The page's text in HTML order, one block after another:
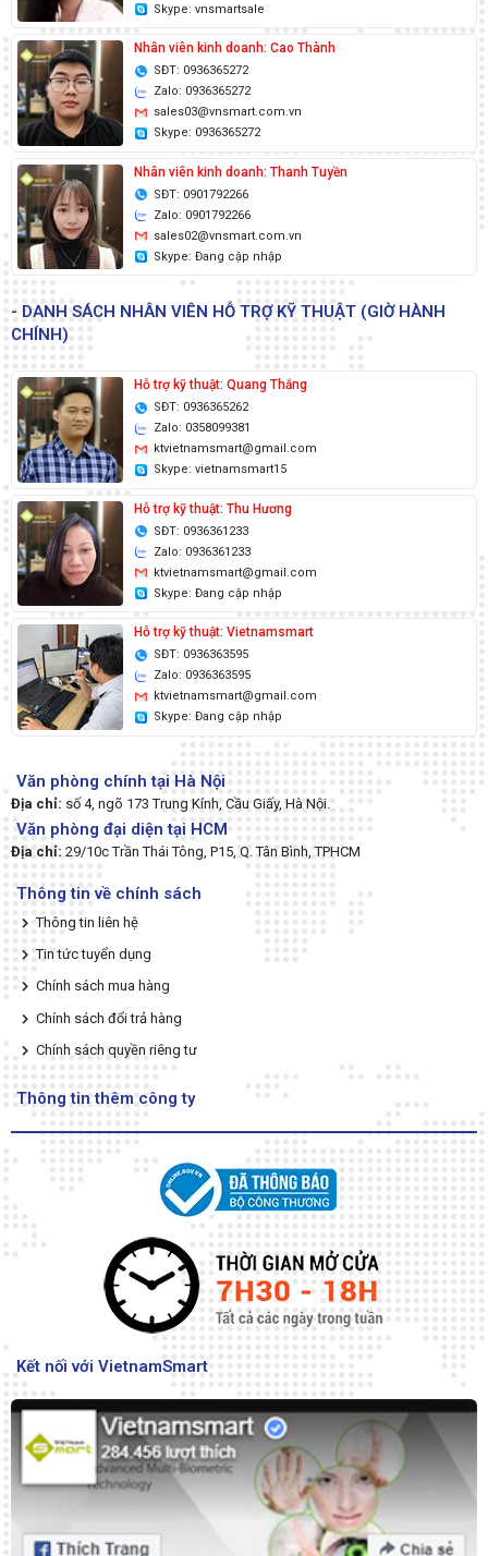
Skype: vnsmartsale
Nhân viên kinh doanh: Cao Thành
SĐT: 0936365272
Zalo: 0936365272
sales03@vnsmart.com.vn
Skype: 0936365272
Nhân viên kinh doanh: Thanh Tuyền
SĐT: 0901792266
Zalo: 0901792266
sales02@vnsmart.com.vn
Skype: Đang cập nhập
- DANH SÁCH NHÂN VIÊN HỖ TRỢ KỸ THUẬT (GIỜ HÀNH
CHÍNH)
Hỗ trợ kỹ thuật: Quang Thắng
SĐT: 0936365262
Zalo: 0358099381
ktvietnamsmart@gmail.com
Skype: vietnamsmart15
Hỗ trợ kỹ thuật: Thu Hương
SĐT: 0936361233
Zalo: 0936361233
ktvietnamsmart@gmail.com
Skype: Đang cập nhập
Hỗ trợ kỹ thuật: Vietnamsmart
SĐT: 0936363595
Zalo: 0936363595
ktvietnamsmart@gmail.com
Skype: Đang cập nhập
Văn phòng chính tại Hà Nội
Địa chỉ: số 4, ngõ 173 Trung Kính, Cầu Giấy, Hà Nội.
Văn phòng đại diện tại HCM
Địa chỉ: 29/10c Trần Thái Tông, P15, Q. Tân Bình, TPHCM
Thông tin về chính sách
Thông tin liên hệ
Tin tức tuyển dụng
Chính sách mua hàng
Chính sách đổi trả hàng
Chính sách quyền riêng tư
Thông tin thêm công ty
Kết nối với VietnamSmart